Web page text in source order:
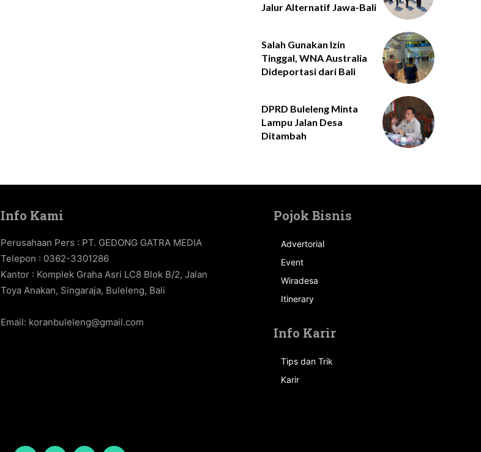
Jalur Alternatif Jawa-Bali
Salah Gunakan Izin
Tinggal, WNA Australia
Dideportasi dari Bali
DPRD Buleleng Minta
Lampu Jalan Desa
Ditambah
Info Kami
Perusahaan Pers : PT. GEDONG GATRA MEDIA
Telepon : 0362-3301286
Kantor : Komplek Graha Asri LC8 Blok B/2, Jalan
Toya Anakan, Singaraja, Buleleng, Bali
Email: koranbuleleng@gmail.com
Pojok Bisnis
Advertorial
Event
Wiradesa
Itinerary
Info Karir
Tips dan Trik
Karir